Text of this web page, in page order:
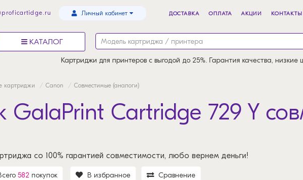
Личный кабинет ДОСТАВКА ОПЛАТА АКЦИИ КОНТАКТЫ
КАТАЛОГ
Картриджи для принтеров с выгодой до 25%. Гарантия качества, низкие
картриджи Canon Совместимые (аналоги)
GalaPrint Cartridge 729 Y
со 100% гарантией совместимости, любо вернем деньги!
582 покупок В избранное Сравнение